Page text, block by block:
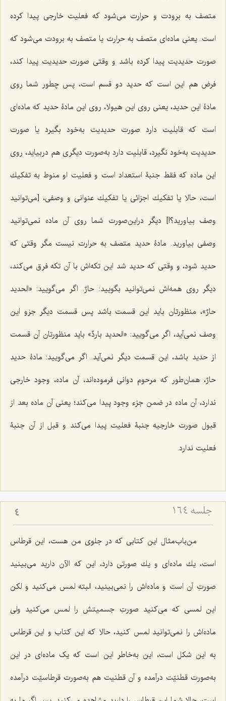
متصف به برودت و حرارت مى‌شود كه فعلیت خارجى پیدا كرده
است. یعنى ماده‌اى متصف به حرارت یا متصف به برودت مى‌شود كه
صورت حدیدیت پیدا كرده باشد و وقتى صورت حدیدیت پیدا كند،
فرض هم این است که حدید دو قسم است، پس چطور شما روى
مادۀ این حدید، یعنى روى این هیولا، روى این مادۀ حدید كه ماده‌اى
است كه قابلیت دارد صورت حدیدیت به‌خود بگیرد یا صورت
حدیدیت به‌خود نگیرد، قابلیت دارد به‌صورت دیگرى هم دربیاید، روى
این ماده كه فقط جنبۀ استعداد است و فعلیت او منوط به تفكیك
است، حالا یا تفكیك اجزائى یا تفكیك عنوانى و وصفى، [می‌توانید
وصف بیاورید؟!] دیگر دراین‌صورت شما روى آن ماده نمى‌توانید
وصفى بیاورید. مادۀ حدید متصف به حرارت نیست مگر وقتى كه
حدید شود، و وقتى كه حدید شد این تكه‌اش با آن تكه فرق مى‌كند،
دیگر روى همه‌اش نمى‌توانید بگویید: حارٌ. اگر مى‌گویید: «الحدید
حارٌ»، منظورتان باید این قسمت باشد پس قسمت دیگر جزو این
وصف نمى‌آید، اگر مى‌گویید: «الحدید باردٌ» باید منظورتان آن قسمت
از حدید باشد، این قسمت دیگر نمى‌آید. اگر مى‌گویید: مادۀ حدید
حارٌ، همان‌طور كه مرحوم دوانى فرموده‌اند، آن ماده، وجود خارجى
ندارد، آن ماده در ضمن جزء وجود پیدا مى‌كند؛ یعنى آن ماده بعد از
قبول صورت خارجیه جنبۀ فعلیت پیدا مى‌كند و قبل از آن جنبۀ
فعلیت ندارد.
جلسه ۱۶۴ 4
من‌باب‌مثال این كتابى كه در جلوى من هست، این قرطاس
است، یك ماده‌اى و یك صورتى دارد، این كه الآن دارید مى‌بینید
صورتِ آن است و ماده‌اش را نمى‌بینید، البته لمس مى‌كنید و لكن
این لمسى كه مى‌كنید صورتِ جسمیتش را لمس مى‌كنید ولى
ماده‌اش را نمى‌توانید لمس كنید، حالا كه این كتاب و این قرطاس
به این شكل است، این به‌خاطر این است كه یک ماده‌ای در این
به‌صورت قطنیّت درآمده و آن قطنیت هم به‌صورت قرطاسیّت درآمده